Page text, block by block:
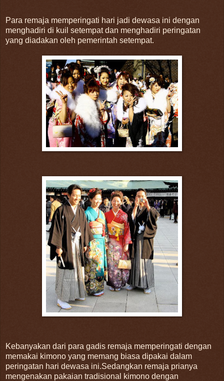
Para remaja memperingati hari jadi dewasa ini dengan
menghadiri di kuil setempat dan menghadiri peringatan
yang diadakan oleh pemerintah setempat.
Kebanyakan dari para gadis remaja memperingati dengan
memakai kimono yang memang biasa dipakai dalam
peringatan hari dewasa ini.Sedangkan remaja prianya
mengenakan pakaian tradisional kimono dengan